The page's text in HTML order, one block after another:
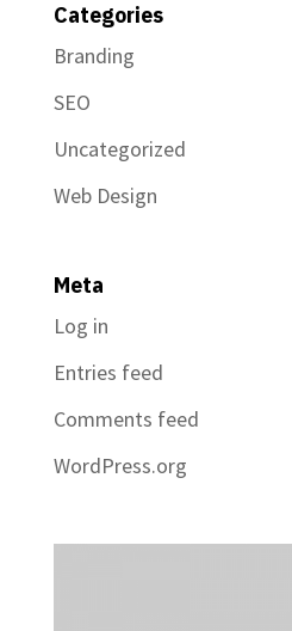
Categories
Branding
SEO
Uncategorized
Web Design
Meta
Log in
Entries feed
Comments feed
WordPress.org